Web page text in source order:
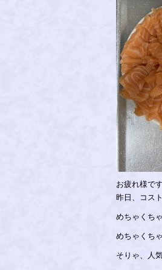
お疲れ様です
昨日、コス
めちゃくち
めちゃくち
そりゃ、人